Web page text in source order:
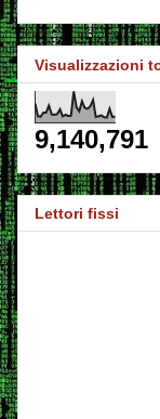
Visualizzazioni
9,140,791
Lettori fissi